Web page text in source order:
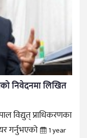
निवेदनमा लिखित
विद्युत् प्राधिकरणका
गर्नुभएको
1 year